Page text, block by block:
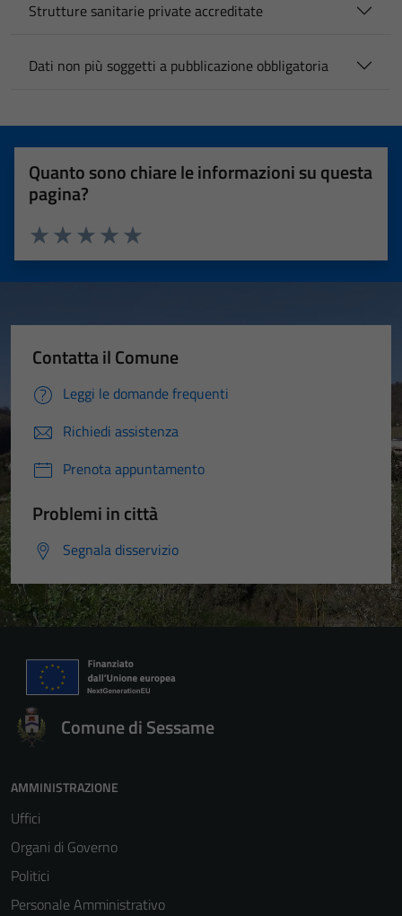
Strutture sanitarie private accreditate
Dati non più soggetti a pubblicazione obbligatoria
Quanto sono chiare le informazioni su questa
pagina?
Valuta 5 stelle su 5
Valuta 4 stelle su 5
Valuta 3 stelle su 5
Valuta 2 stelle su 5
Valuta 1 stelle su 5
Contatta il Comune
Leggi le domande frequenti
Richiedi assistenza
Prenota appuntamento
Problemi in città
Segnala disservizio
Comune di Sessame
AMMINISTRAZIONE
Uffici
Organi di Governo
Politici
Personale Amministrativo